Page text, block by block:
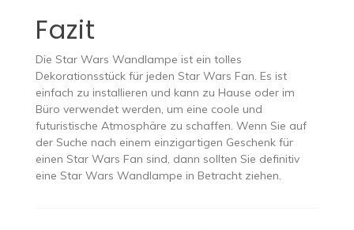
Fazit
Die Star Wars Wandlampe ist ein tolles
Dekorationsstück für jeden Star Wars Fan. Es ist
einfach zu installieren und kann zu Hause oder im
Büro verwendet werden, um eine coole und
futuristische Atmosphäre zu schaffen. Wenn Sie auf
der Suche nach einem einzigartigen Geschenk für
einen Star Wars Fan sind, dann sollten Sie definitiv
eine Star Wars Wandlampe in Betracht ziehen.